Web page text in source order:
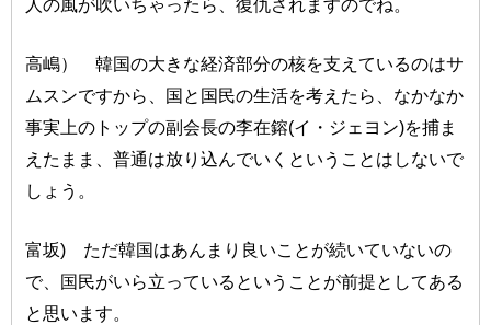
人の風が吹いちゃったら、復仇されますのでね。
高嶋） 韓国の大きな経済部分の核を支えているのはサ
ムスンですから、国と国民の生活を考えたら、なかなか
事実上のトップの副会長の李在鎔(イ・ジェヨン)を捕ま
えたまま、普通は放り込んでいくということはしないで
しょう。
富坂) ただ韓国はあんまり良いことが続いていないの
で、国民がいら立っているということが前提としてある
と思います。